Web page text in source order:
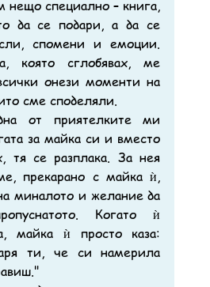
нещо специално – книга,
да се подари, а да се
спомени и емоции.
която сглобявах, ме
онези моменти на
сме споделяли.
от приятелките ми
за майка си и вместо
тя се разплака. За нея
прекарано с майка ѝ,
миналото и желание да
Когато ѝ
майка ѝ просто каза:
ти, че си намерила